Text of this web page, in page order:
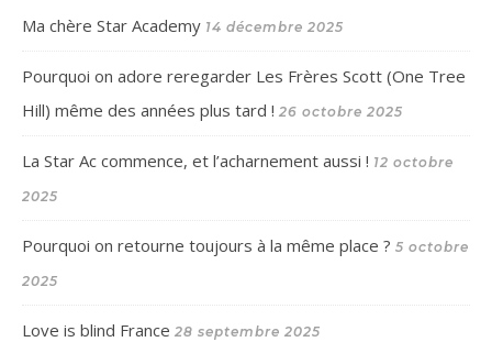
Ma chère Star Academy 14 décembre 2025
Pourquoi on adore reregarder Les Frères Scott (One Tree
Hill) même des années plus tard ! 26 octobre 2025
La Star Ac commence, et l’acharnement aussi ! 12 octobre
2025
Pourquoi on retourne toujours à la même place ? 5 octobre
2025
Love is blind France 28 septembre 2025